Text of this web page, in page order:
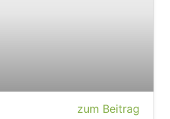
zum Beitrag